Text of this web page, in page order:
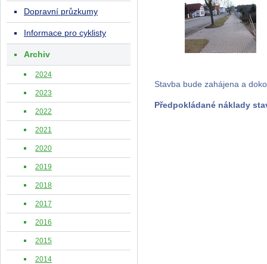
Stavba bude zahájena a
Předpokládané náklady
Dopravní průzkumy
Informace pro cyklisty
Archiv
2024
2023
2022
2021
2020
2019
2018
2017
2016
2015
2014